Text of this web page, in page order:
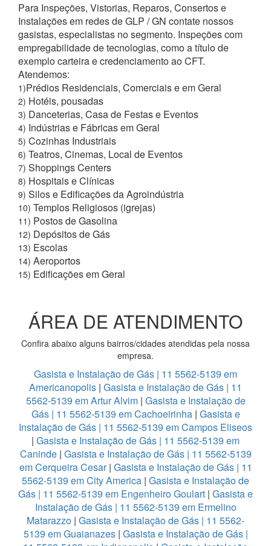
Para Inspeções, Vistorias, Reparos, Consertos e
Instalações em redes de GLP / GN contate nossos
gasistas, especialistas no segmento. Inspeções com
empregabilidade de tecnologias, como a título de
exemplo carteira e credenciamento ao CFT.
Atendemos:
1)Prédios Residenciais, Comerciais e em Geral
2) Hotéis, pousadas
3) Danceterias, Casa de Festas e Eventos
4) Indústrias e Fábricas em Geral
5) Cozinhas Industriais
6) Teatros, Cinemas, Local de Eventos
7) Shoppings Centers
8) Hospitais e Clínicas
9) Silos e Edificações da Agroindústria
10) Templos Religiosos (igrejas)
11) Postos de Gasolina
12) Depósitos de Gás
13) Escolas
14) Aeroportos
15) Edificações em Geral
ÁREA DE ATENDIMENTO
Confira abaixo alguns bairros/cidades atendidas pela nossa
empresa.
Gasista e Instalação de Gás | 11 5562-5139 em
Americanopolis | Gasista e Instalação de Gás | 11
5562-5139 em Artur Alvim | Gasista e Instalação de
Gás | 11 5562-5139 em Cachoeirinha| Gasista e
Instalação de Gás | 11 5562-5139 em Campos Eliseos
| Gasista e Instalação de Gás | 11 5562-5139 em
Caninde| Gasista e Instalação de Gás | 11 5562-5139
em Cerqueira Cesar| Gasista e Instalação de Gás | 11
5562-5139 em City America | Gasista e Instalação de
Gás | 11 5562-5139 em Engenheiro Goulart | Gasista e
Instalação de Gás | 11 5562-5139 em Ermelino
Matarazzo | Gasista e Instalação de Gás | 11 5562-
5139 em Guaianazes| Gasista e Instalação de Gás |